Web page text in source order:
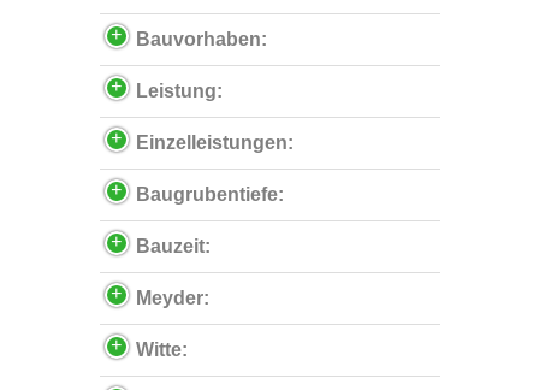
Bauvorhaben:
Leistung:
Einzelleistungen:
Baugrubentiefe:
Bauzeit:
Meyder:
Witte: